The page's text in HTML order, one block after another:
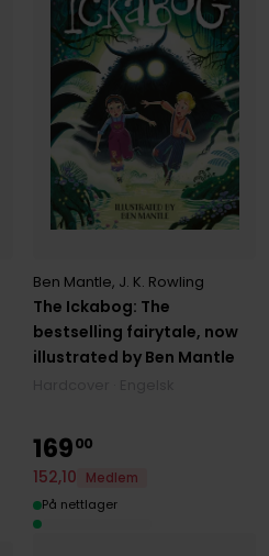
The Ickabog: The
bestselling fairytale, now
illustrated by Ben Mantle
Ben Mantle, J. K. Rowling
16900
152,10
Medlem
På nettlager